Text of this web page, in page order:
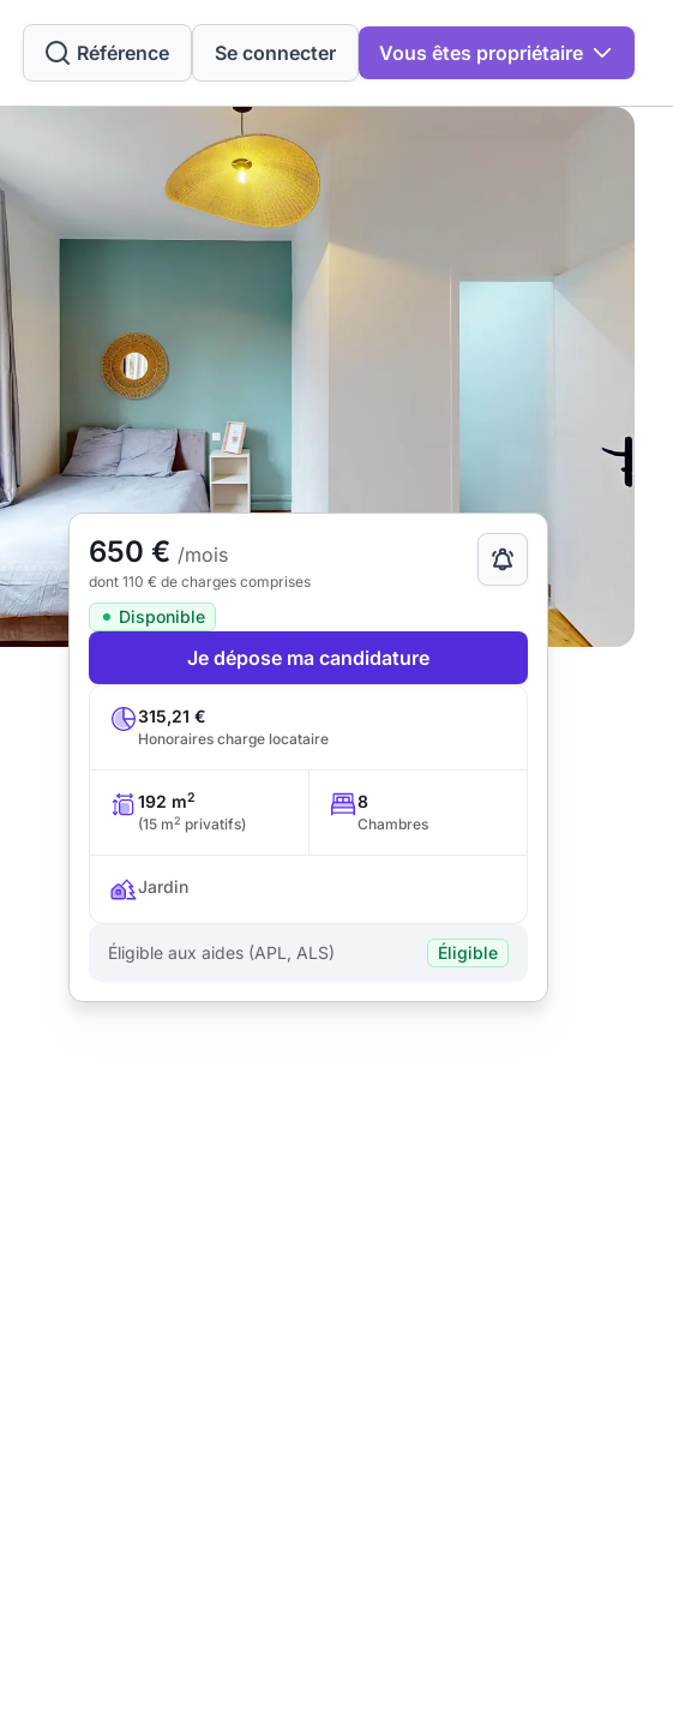
Référence Se connecter Vous êtes propriétaire
650 € /mois
dont 110 € de charges comprises
Disponible
Je dépose ma candidature
315,21 €
Honoraires charge locataire
192 m2
(15 m2 privatifs)
8
Chambres
Jardin
Éligible aux aides (APL, ALS) Éligible